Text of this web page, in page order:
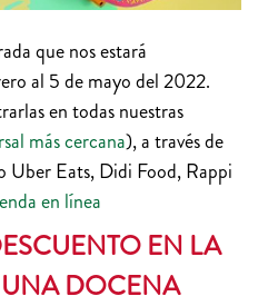
que nos estará
al 5 de mayo del 2022.
en todas nuestras
más cercana), a través de
Uber Eats, Didi Food, Rappi
en línea
EN LA
DOCENA